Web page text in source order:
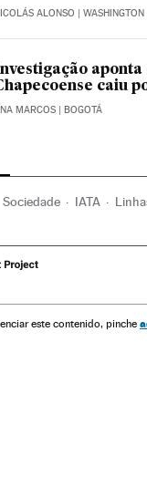
ALONSO | WASHINGTON
aponta
caiu
MARCOS | BOGOTÁ
Sociedade IATA
este contenido, pinche